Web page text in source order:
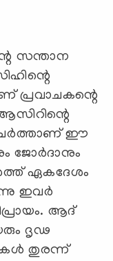
സന്താന
പ്രവാചകന്റെ
ചേർത്താണ് ഈ
ജോർദാനും
ഏകദേശം
ഇവർ
ആദ്
ദൃഢ
തുരന്ന്